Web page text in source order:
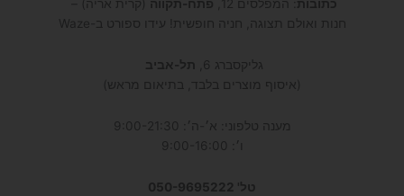
כתובות : המפלסים 12, פתח-תקווה (קרית אריה) –
חנות ואולם תצוגה, חניה חופשית! עידו ספורט ב-Waze
גליקסברג 6,
תל-אביב
(איסוף מוצרים בלבד, בתיאום מראש)
מענה טלפוני: א׳-ה׳: 9:00-21:30
טל' 050-9695222